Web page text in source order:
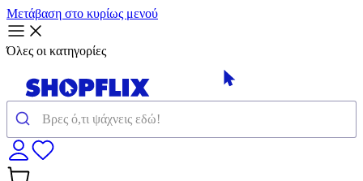
Μετάβαση στο κυρίως μενού
Όλες οι κατηγορίες